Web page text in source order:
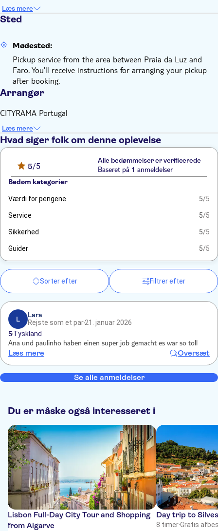
Læs mere
Sted
Mødested:
Pickup service from the area between Praia da Luz and
Faro. You'll receive instructions for arranging your pickup
after booking.
Arrangør
CITYRAMA Portugal
Læs mere
Hvad siger folk om denne oplevelse
5/5
Alle bedømmelser er verificerede
Baseret på 1 anmeldelser
Bedøm kategorier
Værdi for pengene 5/5
Service 5/5
Sikkerhed 5/5
Guider 5/5
Sorter efter Filtrer efter
L
Lara
Rejste som et par21. januar 2026
5Tyskland
Ana und paulinho haben einen super job gemacht es war so toll
Læs mere Oversæt
Se alle anmeldelser
Du er måske også interesseret i
Lisbon Full-Day City Tour and Shopping
from Algarve
Day trip to
8 timer·Gratis